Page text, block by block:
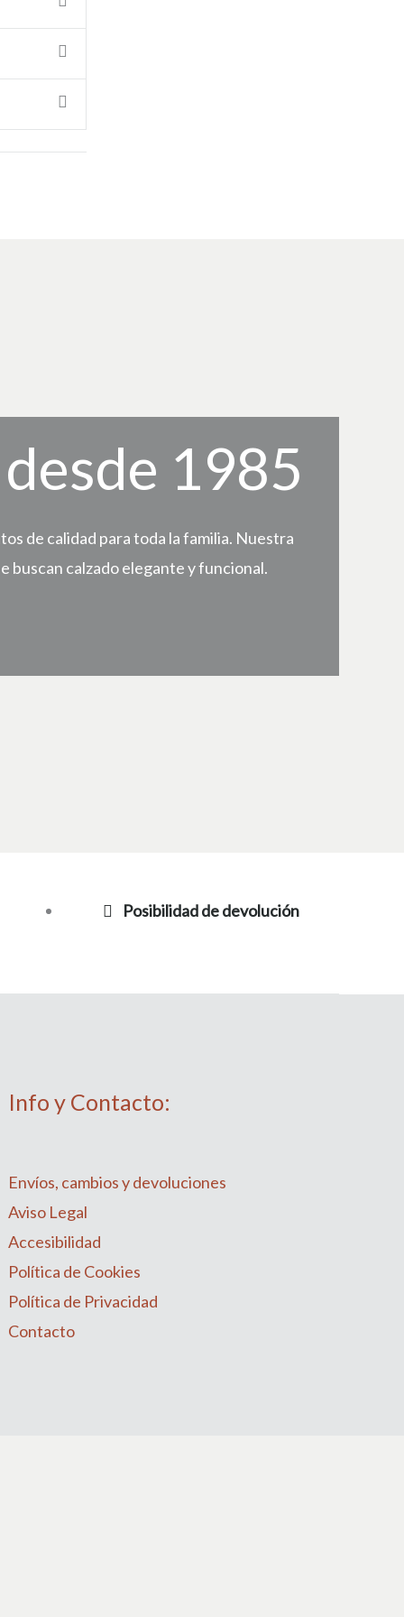
1985
de calidad para toda la familia. Nuestra
buscan calzado elegante y funcional.
Posibilidad de devolución
Info y Contacto:
Envíos, cambios y devoluciones
Aviso Legal
Accesibilidad
Política de Cookies
Política de Privacidad
Contacto